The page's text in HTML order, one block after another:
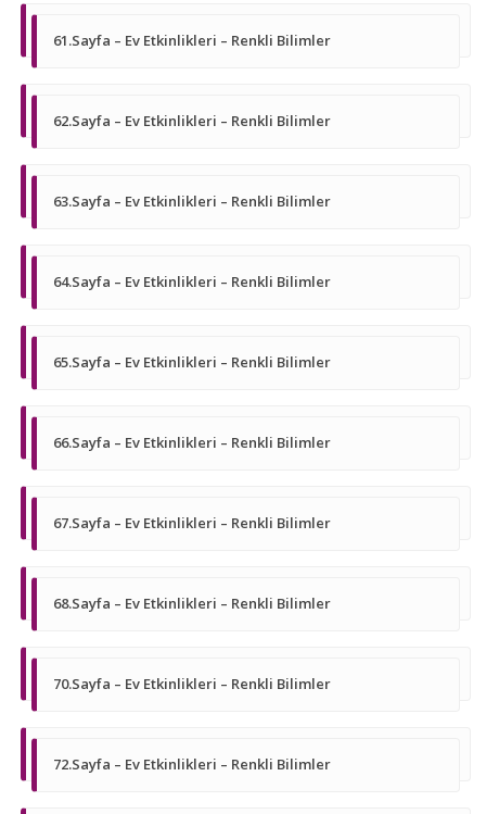
61.Sayfa – Ev Etkinlikleri – Renkli Bilimler
62.Sayfa – Ev Etkinlikleri – Renkli Bilimler
63.Sayfa – Ev Etkinlikleri – Renkli Bilimler
64.Sayfa – Ev Etkinlikleri – Renkli Bilimler
65.Sayfa – Ev Etkinlikleri – Renkli Bilimler
66.Sayfa – Ev Etkinlikleri – Renkli Bilimler
67.Sayfa – Ev Etkinlikleri – Renkli Bilimler
68.Sayfa – Ev Etkinlikleri – Renkli Bilimler
70.Sayfa – Ev Etkinlikleri – Renkli Bilimler
72.Sayfa – Ev Etkinlikleri – Renkli Bilimler